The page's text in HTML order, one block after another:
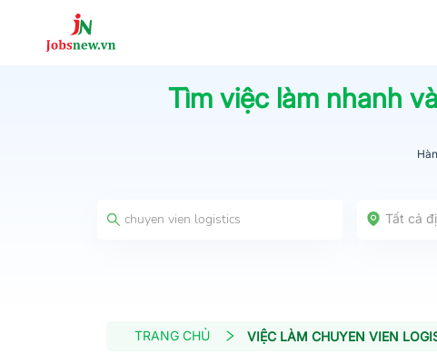
Tìm việc làm nhanh
Tất cả
TRANG CHỦ VIỆC LÀM CHUYEN VIEN